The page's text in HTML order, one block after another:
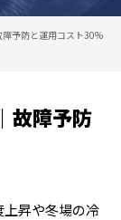
予防と運用コスト30%
故障予防
昇や冬場の冷